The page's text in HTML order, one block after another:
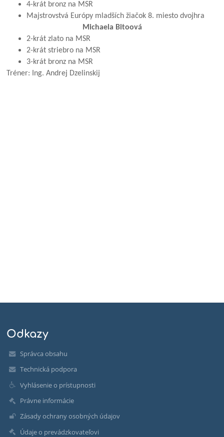
4-krát bronz na MSR
Majstrovstvá Európy mladších žiačok 8. miesto dvojhra
Michaela Bitoová
2-krát zlato na MSR
2-krát striebro na MSR
3-krát bronz na MSR
Tréner: Ing. Andrej Dzelinskij
Odkazy
Správca obsahu
Technická podpora
Vyhlásenie o prístupnosti
Právne informácie
Zásady ochrany osobných údajov
Údaje o prevádzkovateľovi